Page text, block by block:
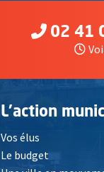
02 41
L'action
Vos élus
Le budget